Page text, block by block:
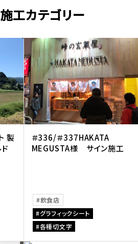
工カテゴリー
製
＃336/＃337HAKATA
MEGUSTA様 サイン施工
飲食店
グラフィックシート
各種切文字